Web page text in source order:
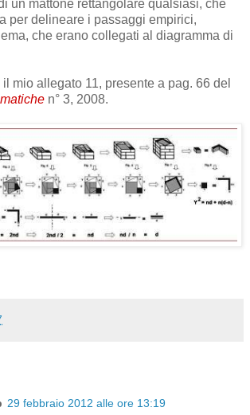
un mattone rettangolare qualsiasi, che
per delineare i passaggi empirici,
che erano collegati al diagramma di
mio allegato 11, presente a pag. 66 del
n° 3, 2008.
29 febbraio 2012 alle ore 13:19